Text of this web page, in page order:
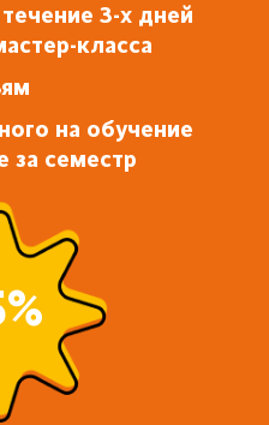
3-х дней
класса
на обучение
за семестр